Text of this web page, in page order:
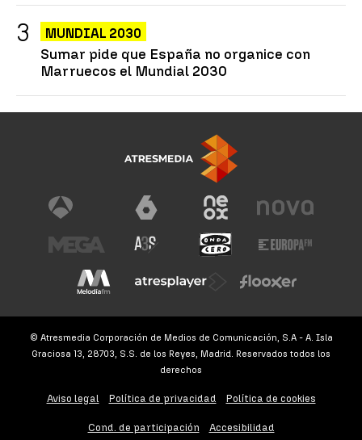
MUNDIAL 2030
Sumar pide que España no organice con
Marruecos el Mundial 2030
© Atresmedia Corporación de Medios de Comunicación, S.A - A. Isla
Graciosa 13, 28703, S.S. de los Reyes, Madrid. Reservados todos los
derechos
Aviso legal Política de privacidad Política de cookies
Cond. de participación Accesibilidad